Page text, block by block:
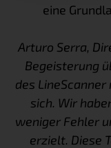
eine
Arturo Serra,
Begeisterung
des
sich. Wir
weniger Fehler
erzielt. Diese